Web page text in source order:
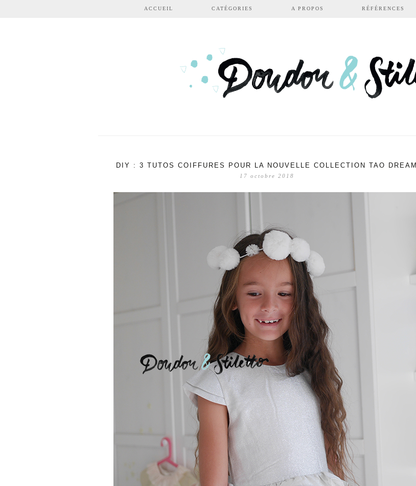
Aller au contenu principal
ACCUEIL CATÉGORIES A PROPOS RÉFÉRENCES
DIY : 3 TUTOS COIFFURES POUR LA NOUVELLE COLLECTION TAO DREAM
17 octobre 2018